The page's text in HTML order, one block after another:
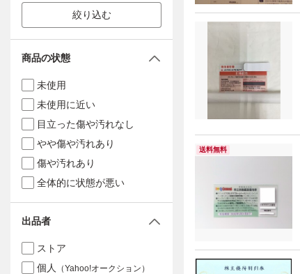
送料無料
絞り込む
商品の状態
未使用
未使用に近い
目立った傷や汚れなし
やや傷や汚れあり
傷や汚れあり
全体的に状態が悪い
出品者
ストア
個人
（Yahoo!オークション）